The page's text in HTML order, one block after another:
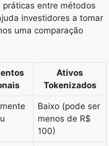
entre métodos
investidores a tomar
uma comparação
Ativos
Tokenizados
Baixo (pode ser
menos de R$
100)